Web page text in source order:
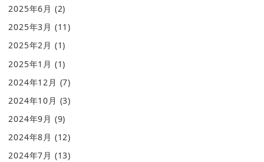
2025年6月 (2)
2025年3月 (11)
2025年2月 (1)
2025年1月 (1)
2024年12月 (7)
2024年10月 (3)
2024年9月 (9)
2024年8月 (12)
2024年7月 (13)